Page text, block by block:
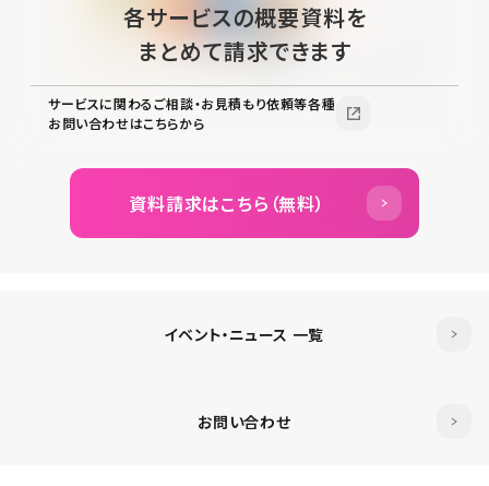
各サービスの概要資料を
まとめて請求できます
サービスに関わるご相談・お見積もり依頼等各種
お問い合わせはこちらから
資料請求はこちら（無料）
イベント・ニュース 一覧
お問い合わせ